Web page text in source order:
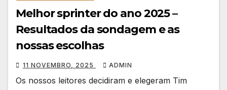
Melhor sprinter do ano 2025 –
Resultados da sondagem e as
nossas escolhas
11 NOVEMBRO, 2025 ADMIN
Os nossos leitores decidiram e elegeram Tim